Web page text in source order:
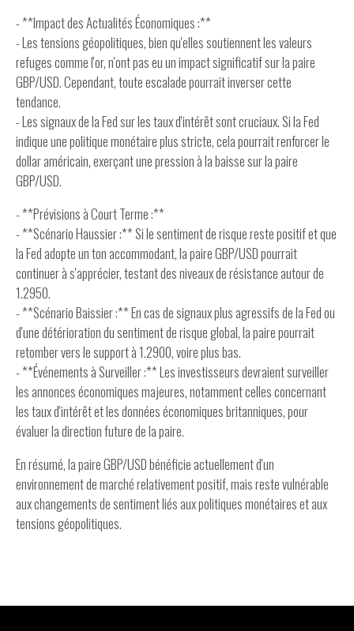
- **Impact des Actualités Économiques :**
- Les tensions géopolitiques, bien qu'elles soutiennent les valeurs
refuges comme l'or, n'ont pas eu un impact significatif sur la paire
GBP/USD. Cependant, toute escalade pourrait inverser cette
tendance.
- Les signaux de la Fed sur les taux d'intérêt sont cruciaux. Si la Fed
indique une politique monétaire plus stricte, cela pourrait renforcer le
dollar américain, exerçant une pression à la baisse sur la paire
GBP/USD.
- **Prévisions à Court Terme :**
- **Scénario Haussier :** Si le sentiment de risque reste positif et que
la Fed adopte un ton accommodant, la paire GBP/USD pourrait
continuer à s'apprécier, testant des niveaux de résistance autour de
1.2950.
- **Scénario Baissier :** En cas de signaux plus agressifs de la Fed ou
d'une détérioration du sentiment de risque global, la paire pourrait
retomber vers le support à 1.2900, voire plus bas.
- **Événements à Surveiller :** Les investisseurs devraient surveiller
les annonces économiques majeures, notamment celles concernant
les taux d'intérêt et les données économiques britanniques, pour
évaluer la direction future de la paire.
En résumé, la paire GBP/USD bénéficie actuellement d'un
environnement de marché relativement positif, mais reste vulnérable
aux changements de sentiment liés aux politiques monétaires et aux
tensions géopolitiques.